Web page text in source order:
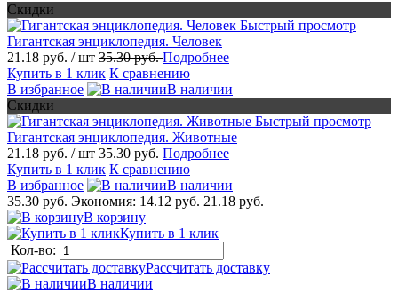
Скидки
Быстрый просмотр
Гигантская энциклопедия. Человек
21.18 руб. / шт 35.30 руб.Подробнее
Купить в 1 клик К сравнению
В избранное
В наличии
Скидки
Быстрый просмотр
Гигантская энциклопедия. Животные
21.18 руб. / шт 35.30 руб.Подробнее
Купить в 1 клик К сравнению
В избранное
В наличии
35.30 руб. Экономия: 14.12 руб. 21.18 руб.
В корзину
Купить в 1 клик
Кол-во:
Рассчитать доставку
В наличии